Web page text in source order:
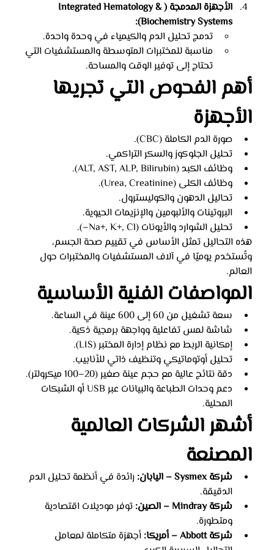
الأجهزة المدمجة (Integrated Hematology &
Biochemistry Systems):
تدمج تحليل الدم والكيمياء في وحدة واحدة.
مناسبة للمختبرات المتوسطة والمستشفيات التي
تحتاج إلى توفير الوقت والمساحة.
أهم الفحوص التي تجريها
الأجهزة
صورة الدم الكاملة (CBC).
تحليل الجلوكوز والسكر التراكمي.
وظائف الكبد (ALT, AST, ALP, Bilirubin).
وظائف الكلى (Urea, Creatinine).
تحاليل الدهون والكوليسترول.
البروتينات والألبومين والإنزيمات الحيوية.
تحليل الشوارد والأيونات (Na+, K+, Cl–).
هذه التحاليل تمثل الأساس في تقييم صحة الجسم،
وتُستخدم يوميًا في آلاف المستشفيات والمختبرات حول
العالم.
المواصفات الفنية الأساسية
سعة تشغيل من 60 إلى 600 عينة في الساعة.
شاشة لمس تفاعلية وواجهة برمجية ذكية.
إمكانية الربط مع نظام إدارة المختبر (LIS).
تحليل أوتوماتيكي وتنظيف ذاتي للأنابيب.
دقة نتائج عالية مع حجم عينة صغير (20–100 ميكرولتر).
دعم وحدات الطباعة والبيانات عبر USB أو الشبكات
المحلية.
أشهر الشركات العالمية
المصنعة
شركة Sysmex – اليابان:
رائدة في أنظمة تحليل الدم
الدقيقة.
شركة Mindray – الصين:
توفر موديلات اقتصادية
ومتطورة.
شركة Abbott – أمريكا:
أجهزة متكاملة لمعامل